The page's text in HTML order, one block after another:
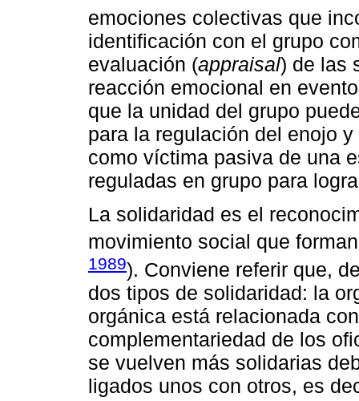
emociones colectivas que
identificación con el grupo
evaluación (appraisal) de las
reacción emocional en
que la unidad del grupo
para la regulación del enojo
como víctima pasiva de una
reguladas en grupo para
La solidaridad es el
movimiento social que
1989). Conviene referir que,
dos tipos de solidaridad: la
orgánica está relacionada
complementariedad de los
se vuelven más solidarias
ligados unos con otros, es